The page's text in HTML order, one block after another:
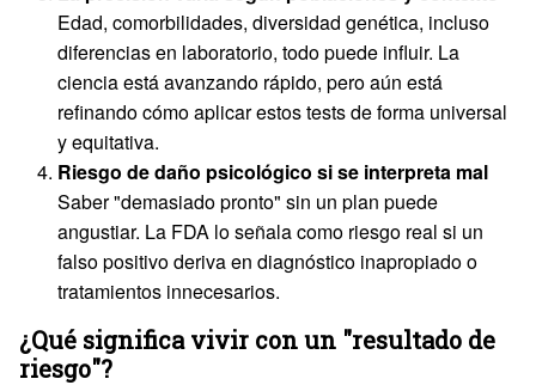
Edad, comorbilidades, diversidad genética, incluso
diferencias en laboratorio, todo puede influir. La
ciencia está avanzando rápido, pero aún está
refinando cómo aplicar estos tests de forma universal
y equitativa.
Riesgo de daño psicológico si se interpreta mal
Saber "demasiado pronto" sin un plan puede
angustiar. La FDA lo señala como riesgo real si un
falso positivo deriva en diagnóstico inapropiado o
tratamientos innecesarios.
¿Qué significa vivir con un "resultado de
riesgo"?